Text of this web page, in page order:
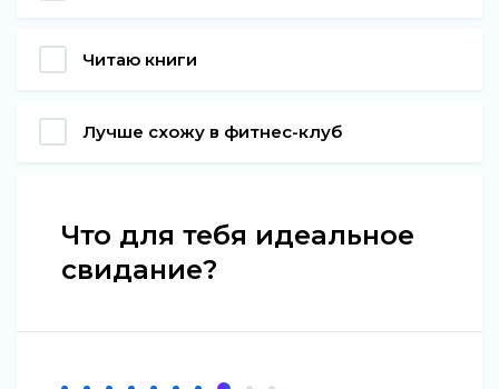
Читаю книги
Лучше схожу в фитнес-клуб
Что для тебя идеальное
свидание?